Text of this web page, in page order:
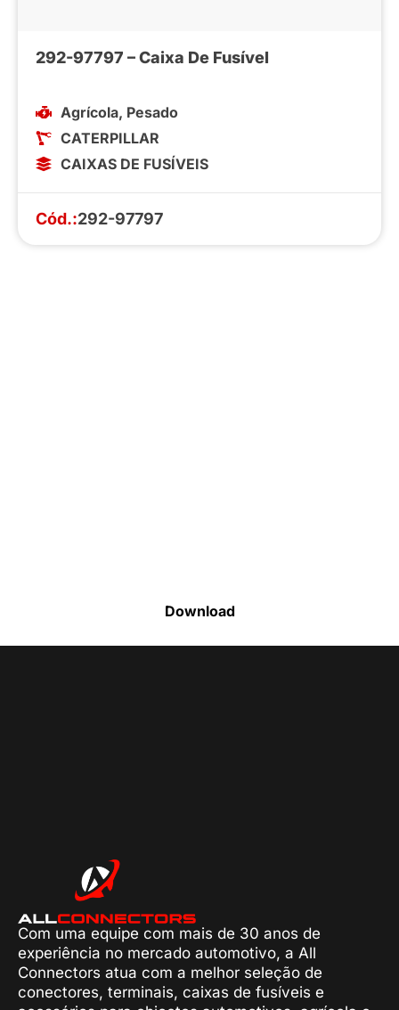
292-97797 – Caixa De Fusível
Agrícola, Pesado
CATERPILLAR
CAIXAS DE FUSÍVEIS
Cód.:292-97797
Download
Com uma equipe com mais de 30 anos de
experiência no mercado automotivo, a All
Connectors atua com a melhor seleção de
conectores, terminais, caixas de fusíveis e